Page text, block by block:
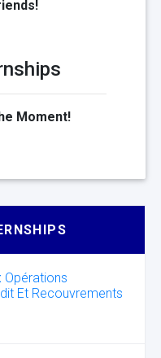
Moment!
Opérations
Et Recouvrements